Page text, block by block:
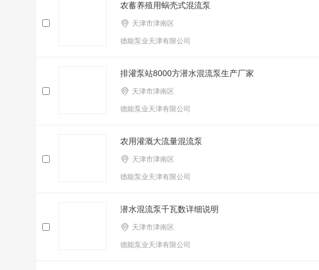
农蓄养殖用蜗壳式混流泵
天津市津南区
德能泵业天津有限公司
排灌泵站8000方潜水混流泵生产厂家
天津市津南区
德能泵业天津有限公司
农用灌溉大流量混流泵
天津市津南区
德能泵业天津有限公司
潜水混流泵千瓦数详细说明
天津市津南区
德能泵业天津有限公司